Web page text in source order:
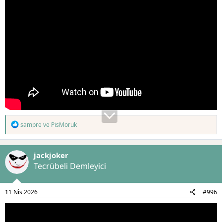
T
p
k
i
l
e
sampre ve PisMoruk
jackjoker
Tecrübeli Demleyici
11 Nis 2026 #996